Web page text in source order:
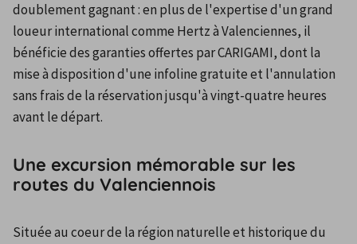
doublement gagnant : en plus de l'expertise d'un grand
loueur international comme Hertz à Valenciennes, il
bénéficie des garanties offertes par CARIGAMI, dont la
mise à disposition d'une infoline gratuite et l'annulation
sans frais de la réservation jusqu'à vingt-quatre heures
avant le départ.
Une excursion mémorable sur les
routes du Valenciennois
Située au coeur de la région naturelle et historique du